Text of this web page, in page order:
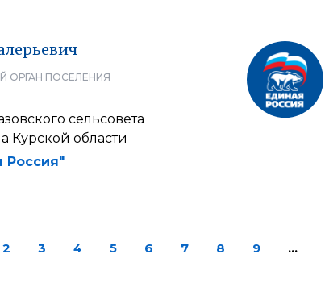
ОРГАН ПОСЕЛЕНИЯ
сельсовета
Курской области
Россия"
2 3 4 5 6 7 8 9 …